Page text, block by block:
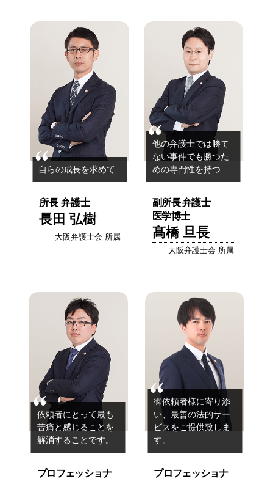
自らの成長を求めて
所長 弁護士
長田 弘樹
大阪弁護士会 所属
他の弁護士では勝て
ない事件でも勝つた
めの専門性を持つ
副所長弁護士
医学博士
髙橋 旦長
大阪弁護士会 所属
依頼者にとって最も
苦痛と感じることを
解消することです。
プロフェッショナ
御依頼者様に寄り添
い、最善の法的サー
ビスをご提供致しま
す。
プロフェッショナ